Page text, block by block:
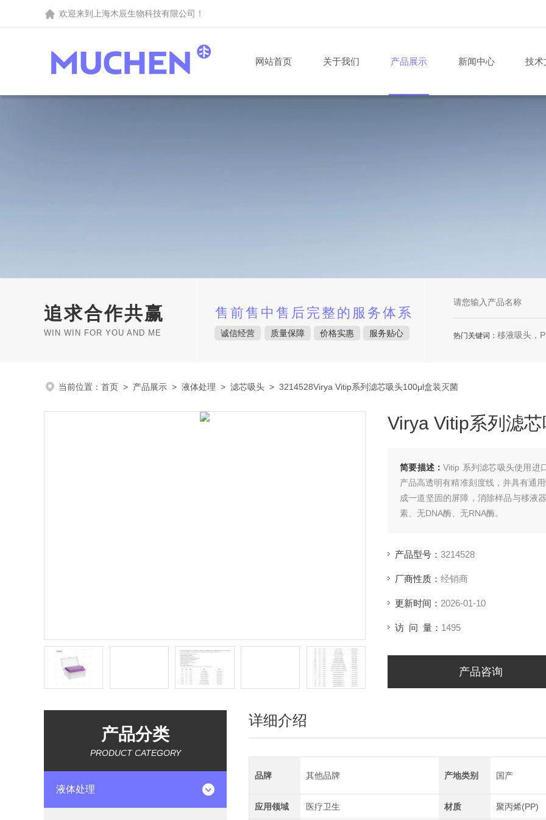
欢迎来到 上海木辰生物科技有限公司 ！
网站首页 关于我们 产品展示 新闻中心 技术
追求合作共赢
WIN WIN FOR YOU AND ME
售前售中售后完整的服务体系
诚信经营 质量保障 价格实惠 服务贴心 热门关键词： 移液吸头，
当前位置： 首页 > 产品展示 > 液体处理 > 滤芯吸头 > 3214528Virya Vitip系列滤芯吸头100μl盒装灭菌
Virya Vitip系列滤
简要描述：Vitip 系列滤芯吸头使用进
产品高透明有精准刻度线，并具有通
成一道坚固的屏障，消除样品与移液
素、无DNA酶、无RNA酶。
产品型号： 3214528
厂商性质： 经销商
更新时间： 2026-01-10
访 问 量： 1495
产品咨询
产品分类
PRODUCT CATEGORY
液体处理
详细介绍
品牌 其他品牌 产地类别 国产
应用领域 医疗卫生 材质 聚丙烯(PP)